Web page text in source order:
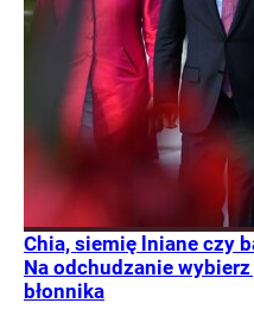
Chia, siemię lniane czy
Na odchudzanie
błonnika